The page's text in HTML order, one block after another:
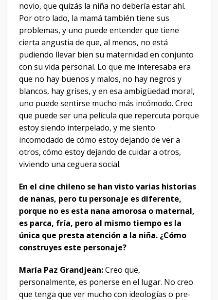
novio, que quizás la niña no debería estar ahí.
Por otro lado, la mamá también tiene sus
problemas, y uno puede entender que tiene
cierta angustia de que, al menos, no está
pudiendo llevar bien su maternidad en conjunto
con su vida personal. Lo que me interesaba era
que no hay buenos y malos, no hay negros y
blancos, hay grises, y en esa ambigüedad moral,
uno puede sentirse mucho más incómodo. Creo
que puede ser una película que repercuta porque
estoy siendo interpelado, y me siento
incomodado de cómo estoy dejando de ver a
otros, cómo estoy dejando de cuidar a otros,
viviendo una ceguera social.
En el cine chileno se han visto varias historias
de nanas, pero tu personaje es diferente,
porque no es esta nana amorosa o maternal,
es parca, fría, pero al mismo tiempo es la
única que presta atención a la niña. ¿Cómo
construyes este personaje?
María Paz Grandjean:Creo que,
personalmente, es ponerse en el lugar. No creo
que tenga que ver mucho con ideologías o pre-